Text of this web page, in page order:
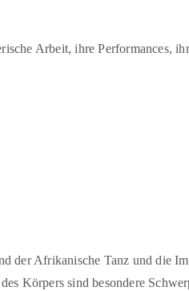
Arbeit, ihre Performances,
der Afrikanische Tanz und die
Körpers sind besondere